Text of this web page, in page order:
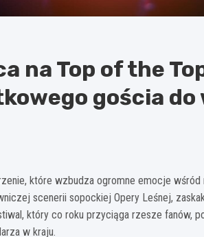
na Top of the
gościa do
które wzbudza ogromne emocje wśród
scenerii sopockiej Opery Leśnej,
który co roku przyciąga rzesze fanów,
w kraju.